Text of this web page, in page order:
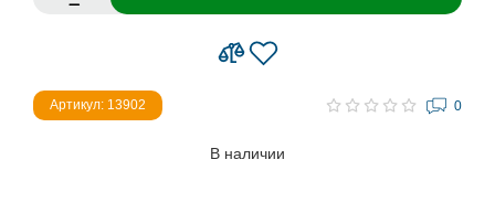
Артикул: 13902 0
В наличии